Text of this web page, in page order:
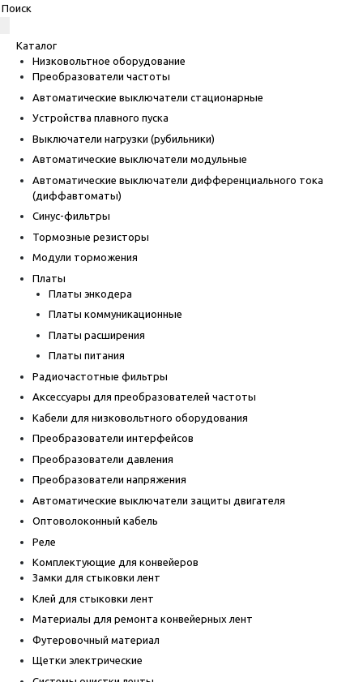
Каталог
Низковольтное оборудование
Преобразователи частоты
Автоматические выключатели стационарные
Устройства плавного пуска
Выключатели нагрузки (рубильники)
Автоматические выключатели модульные
Автоматические выключатели дифференциального тока
(диффавтоматы)
Синус-фильтры
Тормозные резисторы
Модули торможения
Платы
Платы энкодера
Платы коммуникационные
Платы расширения
Платы питания
Радиочастотные фильтры
Аксессуары для преобразователей частоты
Кабели для низковольтного оборудования
Преобразователи интерфейсов
Преобразователи давления
Преобразователи напряжения
Автоматические выключатели защиты двигателя
Оптоволоконный кабель
Реле
Комплектующие для конвейеров
Замки для стыковки лент
Клей для стыковки лент
Материалы для ремонта конвейерных лент
Футеровочный материал
Щетки электрические